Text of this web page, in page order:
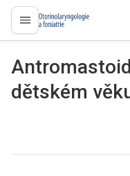
proLékaře.cz
dětském